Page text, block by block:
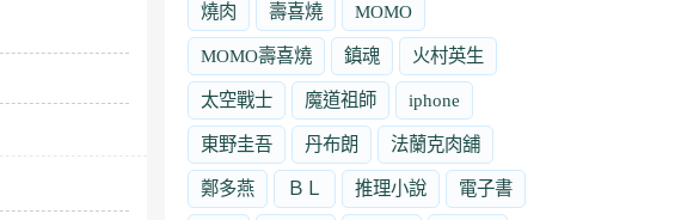
燒肉 壽喜燒 MOMO
MOMO壽喜燒 鎮魂 火村英生
太空戰士 魔道祖師 iphone
東野圭吾 丹布朗 法蘭克肉舖
鄭多燕 ＢＬ 推理小說 電子書